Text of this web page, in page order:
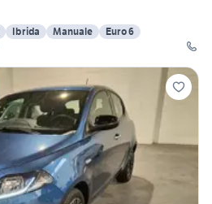
Ibrida Manuale
Euro 6